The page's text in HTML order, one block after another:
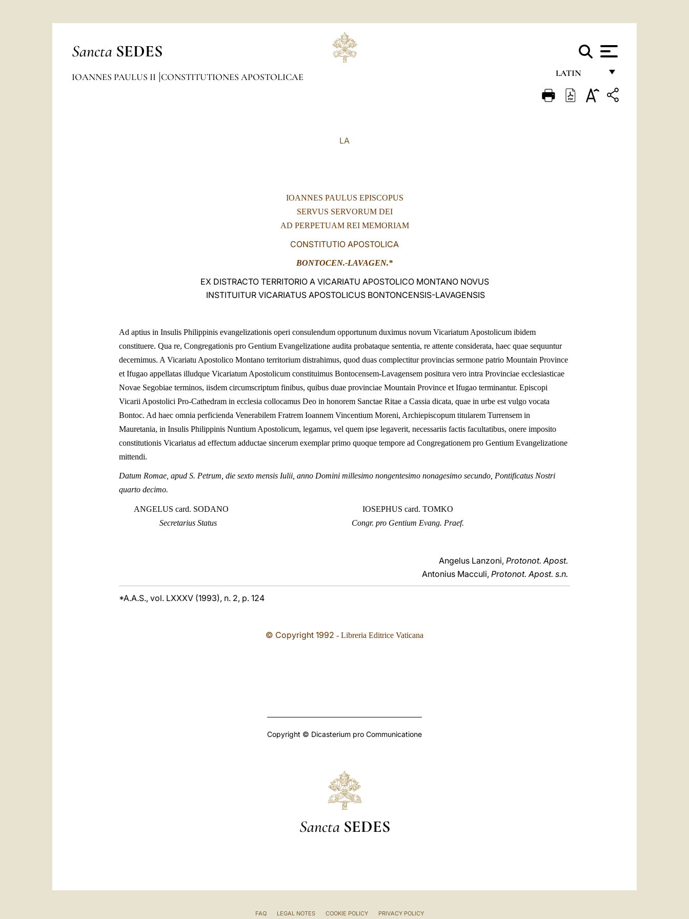
Sancta SEDES
LATIN
FRANÇAIS
IOANNES PAULUS II CONSTITUTIONES APOSTOLICAE
LA
IOANNES PAULUS EPISCOPUS
SERVUS SERVORUM DEI
AD PERPETUAM REI MEMORIAM
CONSTITUTIO APOSTOLICA
BONTOCEN.-LAVAGEN.*
EX DISTRACTO TERRITORIO A VICARIATU APOSTOLICO MONTANO NOVUS
INSTITUITUR VICARIATUS APOSTOLICUS BONTONCENSIS-LAVAGENSIS
Ad aptius in Insulis Philippinis evangelizationis operi consulendum opportunum duximus novum Vicariatum Apostolicum ibidem
constituere. Qua re, Congregationis pro Gentium Evangelizatione audita probataque sententia, re attente considerata, haec quae sequuntur
decernimus. A Vicariatu Apostolico Montano territorium distrahimus, quod duas complectitur provincias sermone patrio Mountain Province
et Ifugao appellatas illudque Vicariatum Apostolicum constituimus Bontocensem-Lavagensem positura vero intra Provinciae ecclesiasticae
Novae Segobiae terminos, iisdem circumscriptum finibus, quibus duae provinciae Mountain Province et Ifugao terminantur. Episcopi
Vicarii Apostolici Pro-Cathedram in ecclesia collocamus Deo in honorem Sanctae Ritae a Cassia dicata, quae in urbe est vulgo vocata
Bontoc. Ad haec omnia perficienda Venerabilem Fratrem Ioannem Vincentium Moreni, Archiepiscopum titularem Turrensem in
Mauretania, in Insulis Philippinis Nuntium Apostolicum, legamus, vel quem ipse legaverit, necessariis factis facultatibus, onere imposito
constitutionis Vicariatus ad effectum adductae sincerum exemplar primo quoque tempore ad Congregationem pro Gentium Evangelizatione
mittendi.
Datum Romae, apud S. Petrum, die sexto mensis Iulii, anno Domini millesimo nongentesimo nonagesimo secundo, Pontificatus Nostri
quarto decimo.
ANGELUS card. SODANO
Secretarius Status
IOSEPHUS card. TOMKO
Congr. pro Gentium Evang. Praef.
Angelus Lanzoni, Protonot. Apost.
Antonius Macculi, Protonot. Apost. s.n.
*A.A.S., vol. LXXXV (1993), n. 2, p. 124
© Copyright 1992 - Libreria Editrice Vaticana
Copyright © Dicasterium pro Communicatione
Sancta SEDES
FAQ LEGAL NOTES COOKIE POLICY PRIVACY POLICY